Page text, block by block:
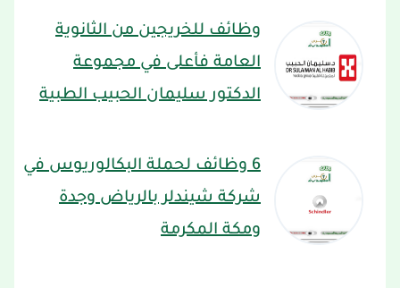
وظائف للخريجين من الثانوية
العامة فأعلى في مجموعة
الدكتور سليمان الحبيب الطبية
6 وظائف لحملة البكالوريوس في
شركة شيندلر بالرياض وجدة
ومكة المكرمة